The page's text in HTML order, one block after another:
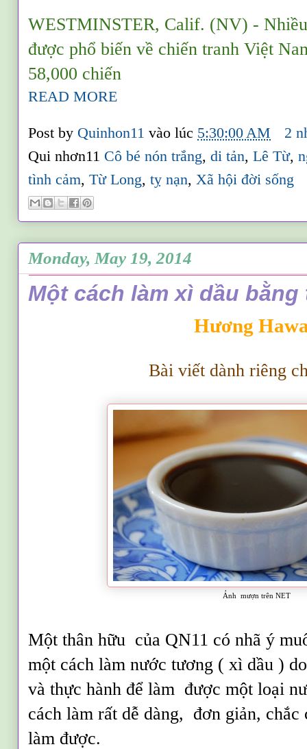
WESTMINSTER, Calif. (NV) - Nhiều
được phổ biến về chiến tranh Việt
58,000 chiến
READ MORE
Post by Quinhon11vào lúc 5:30:00 AM
2
Qui nhơn11 Cô bé nón trắng,di tản,Lê Từ,
tình cảm,Từ Long,tỵ nạn,Xã hội đời sống
Monday, May 19, 2014
Một cách làm xì dầu
Hương
Bài viết dành riêng
Ảnh mượn trên NET
Một thân hữu của QN11 có nhã ý
một cách làm nước tương ( xì dầu )
và thực hành để làm được một loại
cách làm rất dễ dàng, đơn giản, chắc
làm được.